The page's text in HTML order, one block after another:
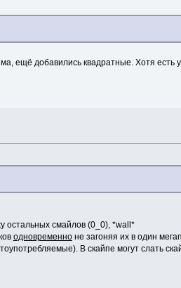
ещё добавились квадратные. Хотя есть у
остальных смайлов (0_0), *wall*
одновременноне загоняя их в один
В скайпе могут слать